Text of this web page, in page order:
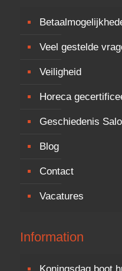
Veel gestelde
Veiligheid
Horeca
Geschiedenis
Blog
Contact
Vacatures
Information